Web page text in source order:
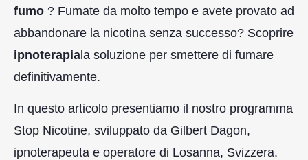
fumo ? Fumate da molto tempo e avete provato ad
abbandonare la nicotina senza successo? Scoprire
ipnoterapiala soluzione per smettere di fumare
definitivamente.
In questo articolo presentiamo il nostro programma
Stop Nicotine, sviluppato da Gilbert Dagon,
ipnoterapeuta e operatore di Losanna, Svizzera.